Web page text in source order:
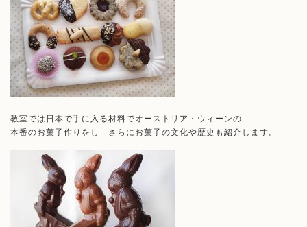
教室では日本で手に入る材料でオーストリア・ウィーンの
本番のお菓子作りをし さらにお菓子の文化や歴史も紹介します。